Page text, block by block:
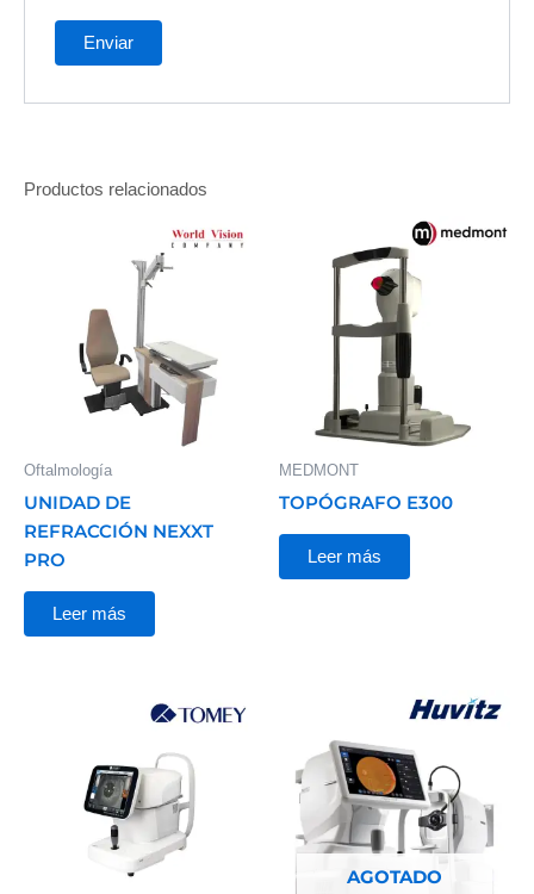
Productos relacionados
Oftalmología
UNIDAD DE
REFRACCIÓN NEXXT
PRO
Leer más
MEDMONT
TOPÓGRAFO E300
Leer más
AGOTADO